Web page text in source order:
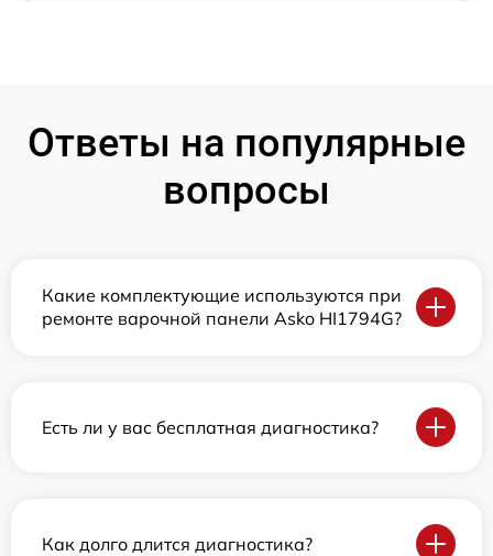
Ответы на популярные
вопросы
Какие комплектующие используются при
ремонте варочной панели Asko HI1794G?
Есть ли у вас бесплатная диагностика?
Как долго длится диагностика?